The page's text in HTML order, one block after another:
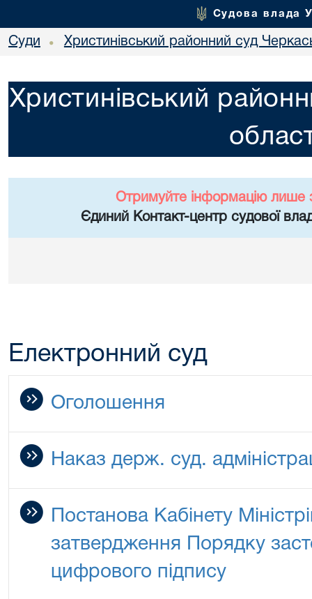
Судова влада
Суди • Христинівський районний суд
Христинівський
Отримуйте інформацію лише
Єдиний Контакт-центр судової
Електронний суд
Оголошення
Наказ держ. суд.
Постанова Кабінету
затвердження Порядку
цифрового підпису